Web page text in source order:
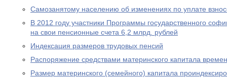
Самозанятому населению об изменениях по уплате
В 2012 году участники Программы государственного
на свои пенсионные счета 6,2 млрд. рублей
Индексация размеров трудовых пенсий
Распоряжение средствами материнского капитала
Размер материнского (семейного) капитала